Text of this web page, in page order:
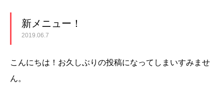
新メニュー！
2019.06.7
こんにちは！お久しぶりの投稿になってしまいすみませ
ん。